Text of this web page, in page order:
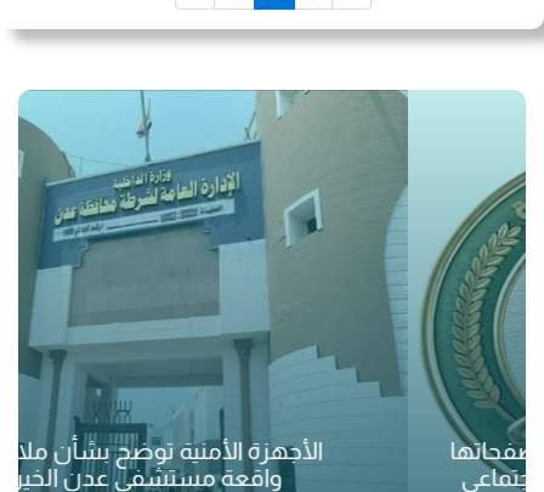
الأجهزة الأمنية توضح بشأن ملابسات
واقعة مستشفى عدن الخيري